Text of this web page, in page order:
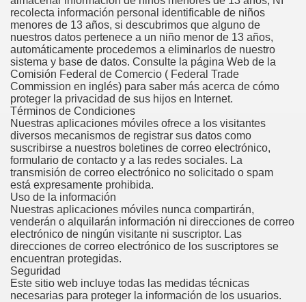
recolecta información personal identificable de niños
menores de 13 años, si descubrimos que alguno de
nuestros datos pertenece a un niño menor de 13 años,
automáticamente procedemos a eliminarlos de nuestro
sistema y base de datos. Consulte la página Web de la
Comisión Federal de Comercio ( Federal Trade
Commission en inglés) para saber más acerca de cómo
proteger la privacidad de sus hijos en Internet.
Términos de Condiciones
Nuestras aplicaciones móviles ofrece a los visitantes
diversos mecanismos de registrar sus datos como
suscribirse a nuestros boletines de correo electrónico,
formulario de contacto y a las redes sociales. La
transmisión de correo electrónico no solicitado o spam
está expresamente prohibida.
Uso de la información
Nuestras aplicaciones móviles nunca compartirán,
venderán o alquilarán información ni direcciones de correo
electrónico de ningún visitante ni suscriptor. Las
direcciones de correo electrónico de los suscriptores se
encuentran protegidas.
Seguridad
Este sitio web incluye todas las medidas técnicas
necesarias para proteger la información de los usuarios.